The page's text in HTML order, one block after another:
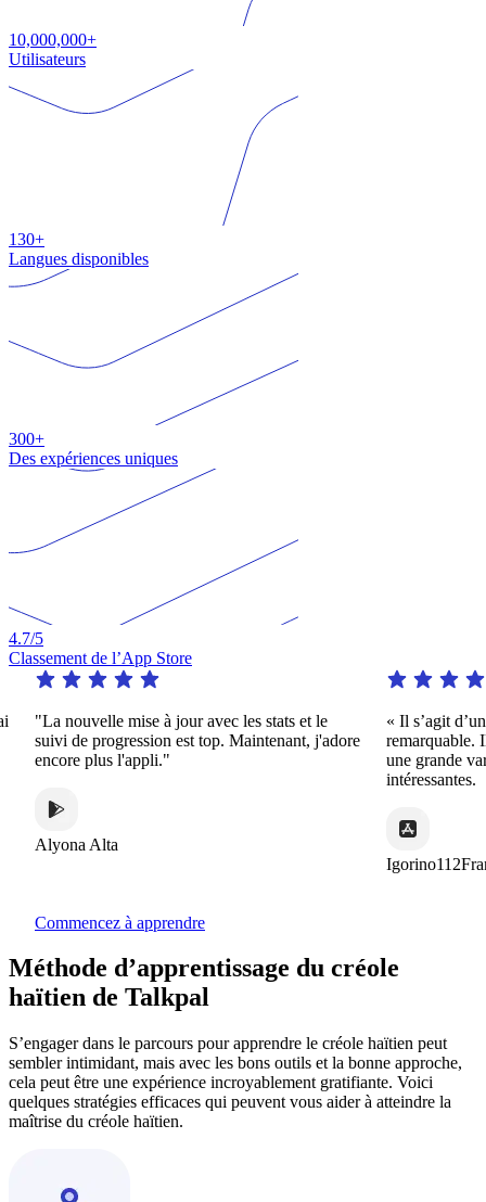
10,000,000+
Utilisateurs
130+
Langues disponibles
300+
Des expériences uniques
4.7/5
Classement de l’App Store
"La nouvelle mise à jour avec les stats et le
suivi de progression est top. Maintenant, j'adore
encore plus l'appli."
Alyona Alta
« Il s’agit
remarquable. Il
une grande
intéressantes.
Igorino112France
Commencez à apprendre
Méthode d’apprentissage du créole
haïtien de Talkpal
S’engager dans le parcours pour apprendre le créole haïtien peut
sembler intimidant, mais avec les bons outils et la bonne approche,
cela peut être une expérience incroyablement gratifiante. Voici
quelques stratégies efficaces qui peuvent vous aider à atteindre la
maîtrise du créole haïtien.